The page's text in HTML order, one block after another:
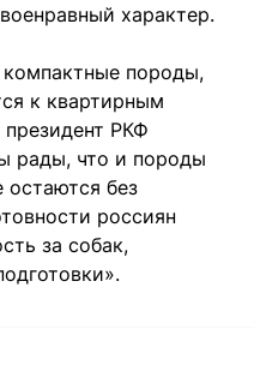
характер.
породы,
к квартирным
РКФ
рады, что и породы
остаются без
россиян
за собак,